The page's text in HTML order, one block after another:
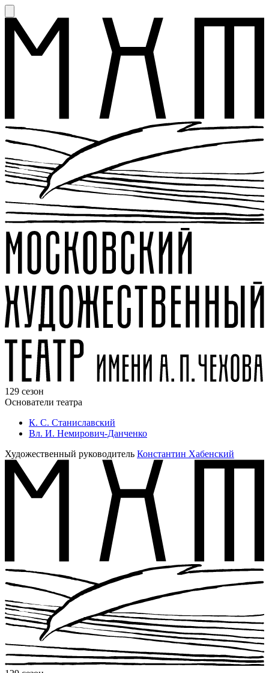
129 сезон
Основатели театра
К. С. Станиславский
Вл. И. Немирович-Данченко
Художественный руководитель Константин Хабенский